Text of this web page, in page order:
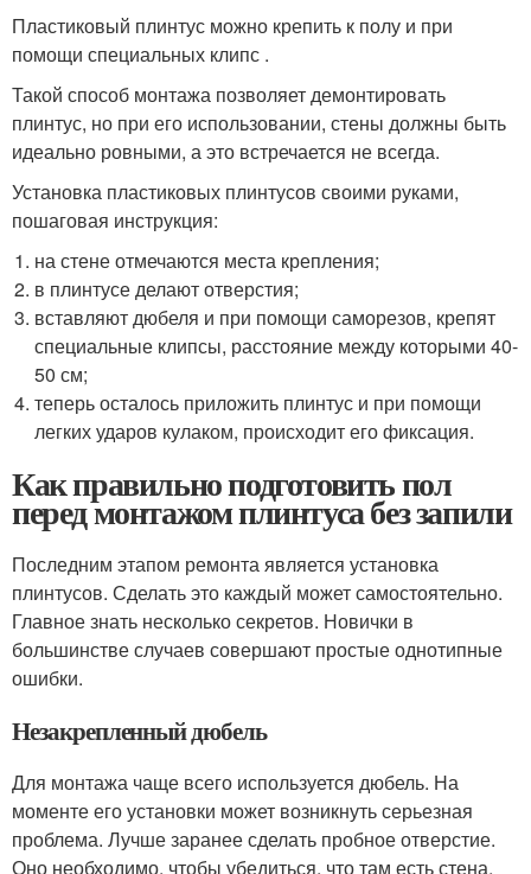
Пластиковый плинтус можно крепить к полу и при
помощи специальных клипс .
Такой способ монтажа позволяет демонтировать
плинтус, но при его использовании, стены должны быть
идеально ровными, а это встречается не всегда.
Установка пластиковых плинтусов своими руками,
пошаговая инструкция:
на стене отмечаются места крепления;
в плинтусе делают отверстия;
вставляют дюбеля и при помощи саморезов, крепят
специальные клипсы, расстояние между которыми 40-
50 см;
теперь осталось приложить плинтус и при помощи
легких ударов кулаком, происходит его фиксация.
Как правильно подготовить пол
перед монтажом плинтуса без запили
Последним этапом ремонта является установка
плинтусов. Сделать это каждый может самостоятельно.
Главное знать несколько секретов. Новички в
большинстве случаев совершают простые однотипные
ошибки.
Незакрепленный дюбель
Для монтажа чаще всего используется дюбель. На
моменте его установки может возникнуть серьезная
проблема. Лучше заранее сделать пробное отверстие.
Оно необходимо, чтобы убедиться, что там есть стена,